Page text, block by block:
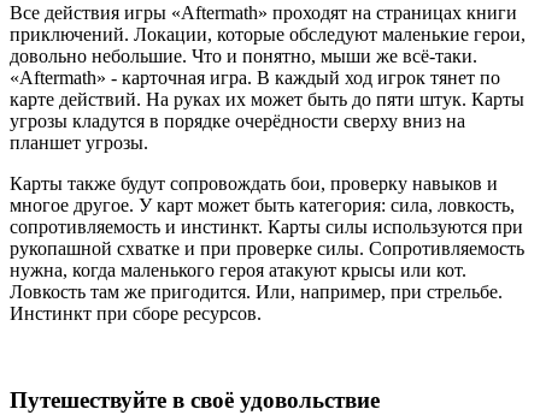
Все действия игры «Aftermath» проходят на страницах книги
приключений. Локации, которые обследуют маленькие герои,
довольно небольшие. Что и понятно, мыши же всё-таки.
«Aftermath» - карточная игра. В каждый ход игрок тянет по
карте действий. На руках их может быть до пяти штук. Карты
угрозы кладутся в порядке очерёдности сверху вниз на
планшет угрозы.
Карты также будут сопровождать бои, проверку навыков и
многое другое. У карт может быть категория: сила, ловкость,
сопротивляемость и инстинкт. Карты силы используются при
рукопашной схватке и при проверке силы. Сопротивляемость
нужна, когда маленького героя атакуют крысы или кот.
Ловкость там же пригодится. Или, например, при стрельбе.
Инстинкт при сборе ресурсов.
Путешествуйте в своё удовольствие